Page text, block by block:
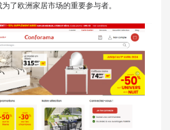
了欧洲家居市场的重要参与者。